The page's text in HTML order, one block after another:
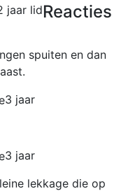
jaar lidReacties
spuiten en dan
3 jaar
3 jaar
lekkage die op